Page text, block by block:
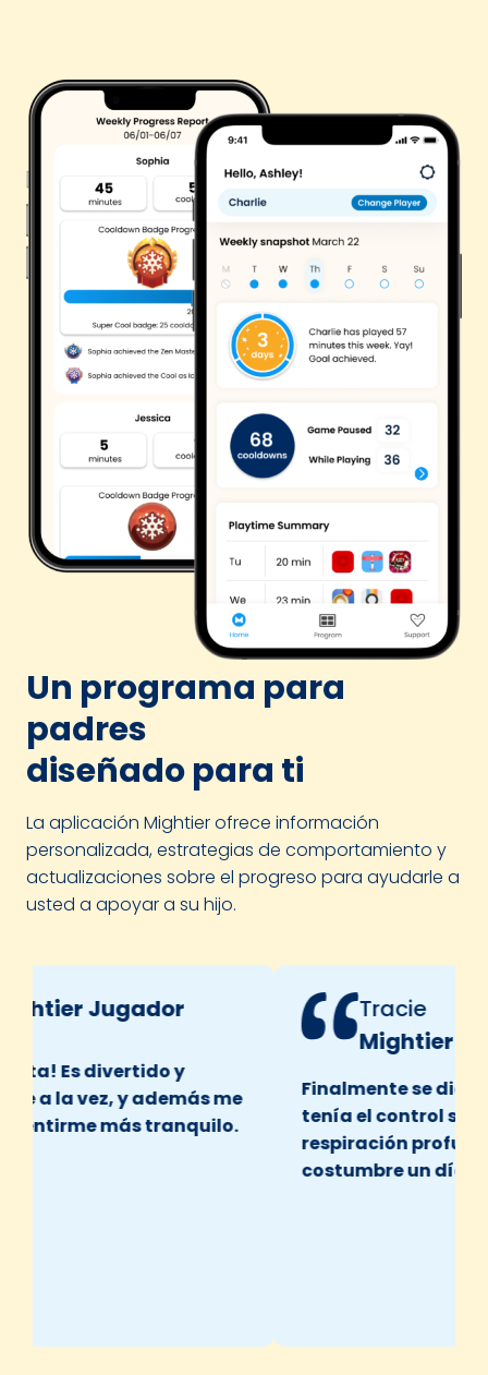
Un programa para
padres
diseñado para ti
La aplicación Mightier ofrece información
personalizada, estrategias de comportamiento y
actualizaciones sobre el progreso para ayudarle a
usted a apoyar a su hijo.
Jugador
Es divertido y
la vez, y además me
más tranquilo.
Tracie
Mightier
Finalmente se dio
tenía el control sobre
respiración profunda
costumbre un día.